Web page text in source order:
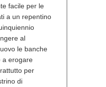
facile per le
a un repentino
al
le banche
a erogare
per
di